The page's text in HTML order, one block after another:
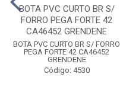
BOTA PVC CURTO BR S/
FORRO PEGA FORTE 42
CA46452 GRENDENE
BOTA PVC CURTO BR S/ FORRO
PEGA FORTE 42 CA46452
GRENDENE
Código: 4530